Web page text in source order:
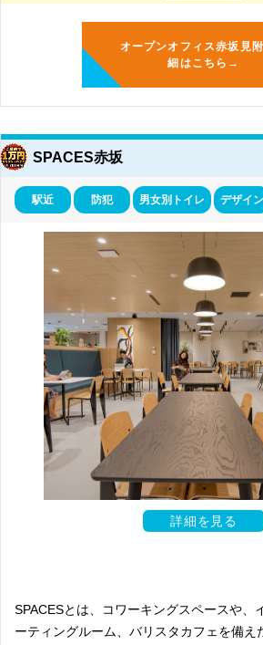
オープンオフィス赤坂見
細はこちら→
SPACES赤坂
駅近 防犯 男女別トイレ デザイン
詳細を見る
SPACESとは、コワーキングスペースや、
ーティングルーム、バリスタカフェを備え